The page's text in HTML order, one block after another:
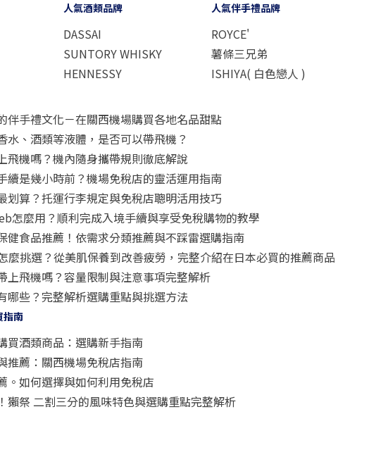
人氣酒類品牌
DASSAI
SUNTORY WHISKY
HENNESSY
人氣伴手禮品牌
ROYCE'
薯條三兄弟
ISHIYA( 白色戀人 )
伴手禮文化－在關西機場購買各地名品甜點
、酒類等液體，是否可以帶飛機？
飛機嗎？機內隨身攜帶規則徹底解說
續是幾小時前？機場免稅店的靈活運用指南
划算？托運行李規定與免稅店聰明活用技巧
怎麼用？順利完成入境手續與享受免稅購物的教學
健食品推薦！依需求分類推薦與不踩雷選購指南
麼挑選？從美肌保養到改善疲勞，完整介紹在日本必買的推薦商品
上飛機嗎？容量限制與注意事項完整解析
哪些？完整解析選購重點與挑選方法
指南
買酒類商品：選購新手指南
推薦：關西機場免稅店指南
。如何選擇與如何利用免稅店
獺祭 二割三分的風味特色與選購重點完整解析